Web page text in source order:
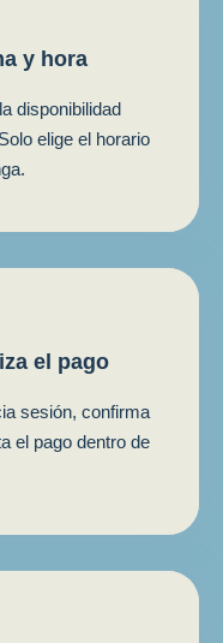
y hora
disponibilidad
elige el horario
el pago
sesión, confirma
el pago dentro de